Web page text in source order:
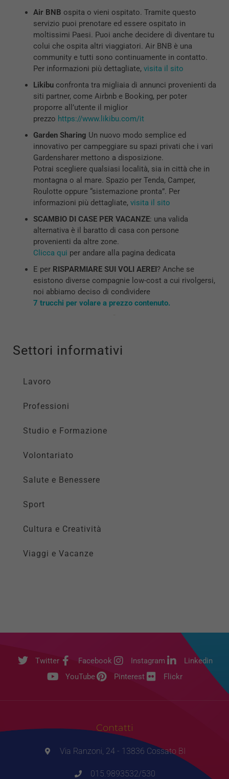
Air BNB ospita o vieni ospitato. Tramite questo
servizio puoi prenotare ed essere ospitato in
moltissimi Paesi. Puoi anche decidere di diventare tu
colui che ospita altri viaggiatori. Air BNB è una
community e tutti sono continuamente in contatto.
Per informazioni più dettagliate, visita il sito
Likibu confronta tra migliaia di annunci provenienti da
siti partner, come Airbnb e Booking, per poter
proporre all’utente il miglior
prezzo https://www.likibu.com/it
Garden Sharing Un nuovo modo semplice ed
innovativo per campeggiare su spazi privati che i vari
Gardensharer mettono a disposizione.
Potrai scegliere qualsiasi località, sia in città che in
montagna o al mare. Spazio per Tenda, Camper,
Roulotte oppure “sistemazione pronta”. Per
informazioni più dettagliate, visita il sito
SCAMBIO DI CASE PER VACANZE: una valida
alternativa è il baratto di casa con persone
provenienti da altre zone.
Clicca qui per andare alla pagina dedicata
E per RISPARMIARE SUI VOLI AEREI? Anche se
esistono diverse compagnie low-cost a cui rivolgersi,
noi abbiamo deciso di condividere
7 trucchi per volare a prezzo contenuto.
Settori informativi
Lavoro
Professioni
Studio e Formazione
Volontariato
Salute e Benessere
Sport
Cultura e Creatività
Viaggi e Vacanze
Twitter Facebook Instagram
Linkedin
YouTube
Pinterest Flickr
Contatti
Via Ranzoni, 24 - 13836 Cossato BI
015.9893532/530